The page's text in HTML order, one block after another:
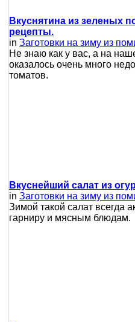
Вкуснятина из зеленых
рецепты.
in Заготовки на зиму из
Не знаю как у вас, а на
оказалось очень много
томатов.
Вкуснейший салат из
in Заготовки на зиму из
Зимой такой салат всегда
гарниру и мясным блюдам.